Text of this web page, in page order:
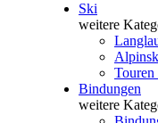
Ski
weitere
Touren
Bindungen
weitere